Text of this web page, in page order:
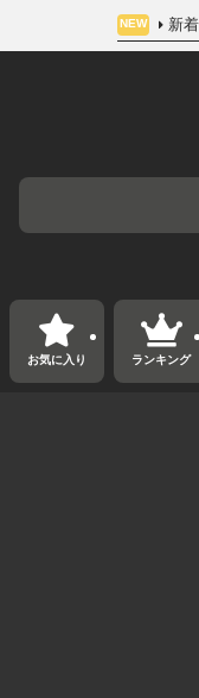
NEW 新
お気に入り ランキング